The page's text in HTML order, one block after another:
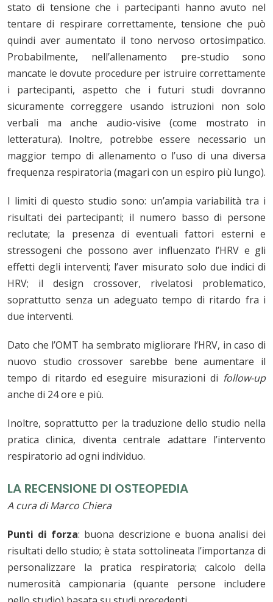
stato di tensione che i partecipanti hanno avuto nel
tentare di respirare correttamente, tensione che può
quindi aver aumentato il tono nervoso ortosimpatico.
Probabilmente, nell’allenamento pre-studio sono
mancate le dovute procedure per istruire correttamente
i partecipanti, aspetto che i futuri studi dovranno
sicuramente correggere usando istruzioni non solo
verbali ma anche audio-visive (come mostrato in
letteratura). Inoltre, potrebbe essere necessario un
maggior tempo di allenamento o l’uso di una diversa
frequenza respiratoria (magari con un espiro più lungo).
I limiti di questo studio sono: un’ampia variabilità tra i
risultati dei partecipanti; il numero basso di persone
reclutate; la presenza di eventuali fattori esterni e
stressogeni che possono aver influenzato l’HRV e gli
effetti degli interventi; l’aver misurato solo due indici di
HRV; il design crossover, rivelatosi problematico,
soprattutto senza un adeguato tempo di ritardo fra i
due interventi.
Dato che l’OMT ha sembrato migliorare l’HRV, in caso di
nuovo studio crossover sarebbe bene aumentare il
tempo di ritardo ed eseguire misurazioni di follow-up
anche di 24 ore e più.
Inoltre, soprattutto per la traduzione dello studio nella
pratica clinica, diventa centrale adattare l’intervento
respiratorio ad ogni individuo.
LA RECENSIONE DI OSTEOPEDIA
A cura di Marco Chiera
Punti di forza: buona descrizione e buona analisi dei
risultati dello studio; è stata sottolineata l’importanza di
personalizzare la pratica respiratoria; calcolo della
numerosità campionaria (quante persone includere